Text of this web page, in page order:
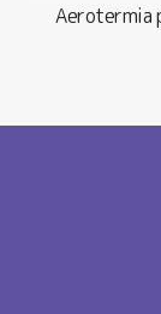
Aerotermia